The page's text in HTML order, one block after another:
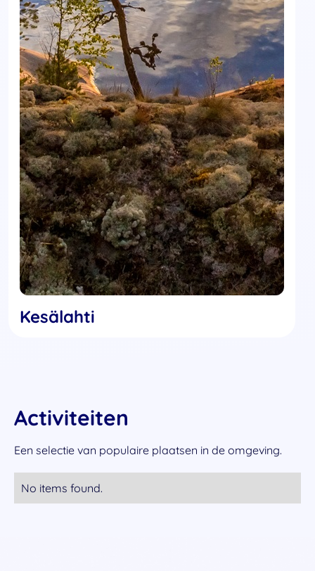
Kesälahti
Activiteiten
Een selectie van populaire plaatsen in de omgeving.
No items found.